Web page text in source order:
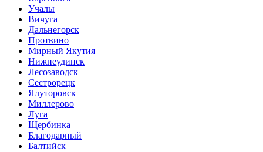
Учалы
Вичуга
Дальнегорск
Протвино
Мирный Якутия
Нижнеудинск
Лесозаводск
Сестрорецк
Ялуторовск
Миллерово
Луга
Щербинка
Благодарный
Балтийск